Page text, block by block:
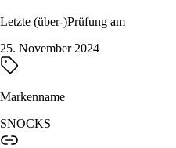
Letzte (über-)Prüfung am
25. November 2024
Markenname
SNOCKS